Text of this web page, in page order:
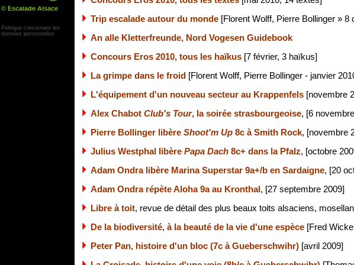
© Escalade Alsace
Politique concernant les
données personnelles
Trip escalade autour du monde [Florent Wolff, Pierre Bollinger »
An alle Kletterfreunde, Nord Vogesen Guidebook
Concours Eros 2010, tous les haïkus [7 février, 3 haïkus]
La grimpe dans le froid [Florent Wolff, Pierre Bollinger - janvier
L'équipement d'un nouveau secteur au Krappenfels [novembre
Alex Chabot Club's Tour, la soirée strasbourgeoise, [6
Pierre Bollinger libère Shoot'm Up 8c à Smith Rock, [novembre
Julius Westphal libère Papa Dach 8c+ dans la Pfalz, [octobre
Adam Ondra libère Marina Superstar 9a+/b en Sardaigne, [20
Adam Ondra répète Aloha 9a au Kronthal , [27 septembre 2009]
Libre à toit, revue de détail des plus beaux toits alsaciens,
De la biodiversité, à la beauté de la vie d'une espèce [Fred
Peter Pan, histoire d'un bloc (7c à Gueberschwihr) [avril 2009]